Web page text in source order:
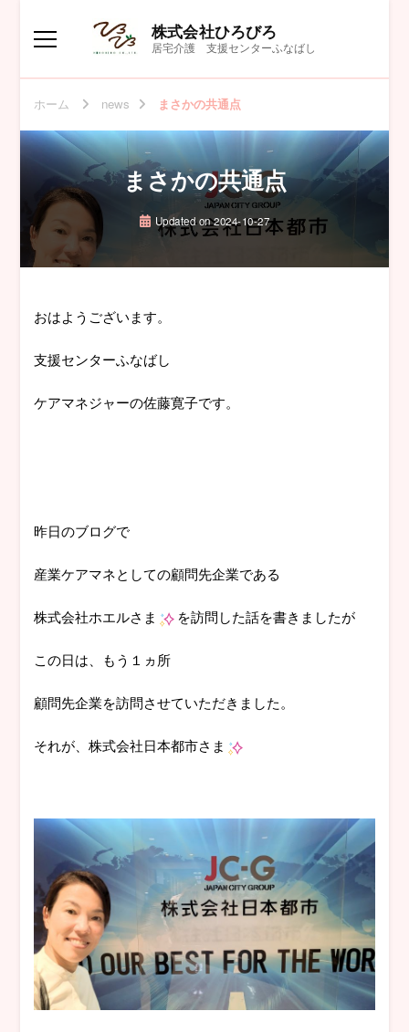
株式会社ひろびろ
居宅介護 支援センターふなばし
ホーム news まさかの共通点
まさかの共通点
Updated on2024-10-27
おはようございます。
支援センターふなばし
ケアマネジャーの佐藤寛子です。
昨日のブログで
産業ケアマネとしての顧問先企業である
株式会社ホエルさま を訪問した話を書きましたが
この日は、もう１ヵ所
顧問先企業を訪問させていただきました。
それが、株式会社日本都市さま